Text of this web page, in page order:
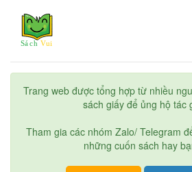
Trang web được tổng hợp từ nhiều
sách giấy để ủng hộ tác
Tham gia các nhóm Zalo/ Telegram
những cuốn sách hay